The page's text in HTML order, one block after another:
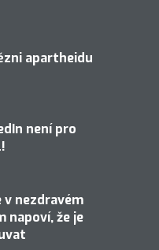
apartheidu
není pro
v nezdravém
napoví, že je